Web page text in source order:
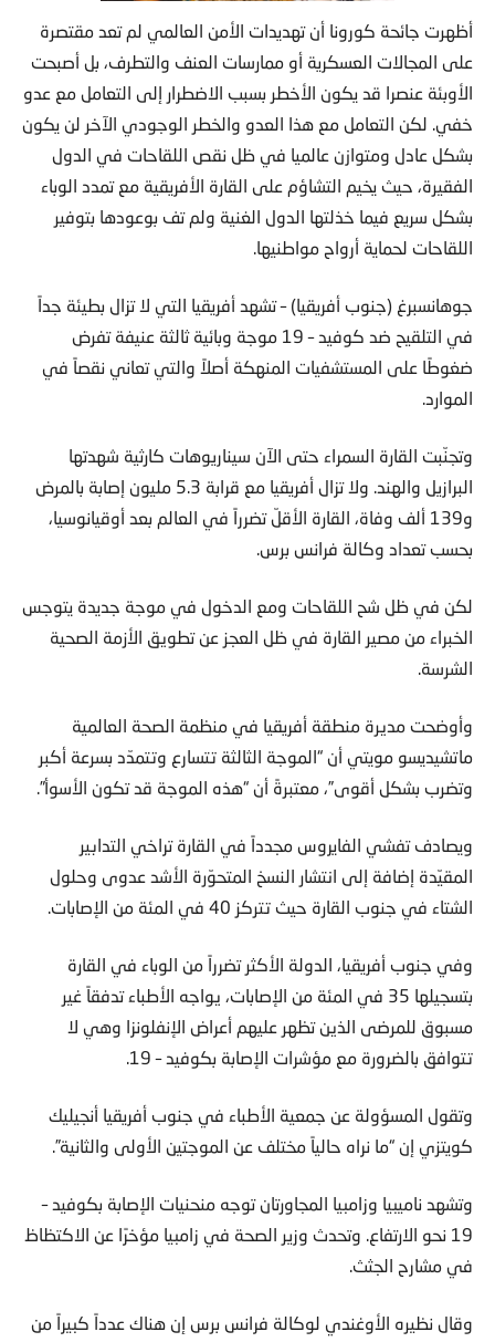
أظهرت جائحة كورونا أن تهديدات الأمن العالمي لم تعد مقتصرة
على المجالات العسكرية أو ممارسات العنف والتطرف، بل أصبحت
الأوبئة عنصرا قد يكون الأخطر بسبب الاضطرار إلى التعامل مع عدو
خفي. لكن التعامل مع هذا العدو والخطر الوجودي الآخر لن يكون
بشكل عادل ومتوازن عالميا في ظل نقص اللقاحات في الدول
الفقيرة، حيث يخيم التشاؤم على القارة الأفريقية مع تمدد الوباء
بشكل سريع فيما خذلتها الدول الغنية ولم تف بوعودها بتوفير
اللقاحات لحماية أرواح مواطنيها.
جوهانسبرغ (جنوب أفريقيا) – تشهد أفريقيا التي لا تزال بطيئة جداً
في التلقيح ضد كوفيد – 19 موجة وبائية ثالثة عنيفة تفرض
ضغوطًا على المستشفيات المنهكة أصلاً والتي تعاني نقصاً في
الموارد.
وتجنّبت القارة السمراء حتى الآن سيناريوهات كارثية شهدتها
البرازيل والهند. ولا تزال أفريقيا مع قرابة 5.3 مليون إصابة بالمرض
و139 ألف وفاة، القارة الأقلّ تضرراً في العالم بعد أوقيانوسيا،
بحسب تعداد وكالة فرانس برس.
لكن في ظل شح اللقاحات ومع الدخول في موجة جديدة يتوجس
الخبراء من مصير القارة في ظل العجز عن تطويق الأزمة الصحية
الشرسة.
وأوضحت مديرة منطقة أفريقيا في منظمة الصحة العالمية
ماتشيديسو مويتي أن “الموجة الثالثة تتسارع وتتمدّد بسرعة أكبر
وتضرب بشكل أقوى”، معتبرةً أن “هذه الموجة قد تكون الأسوأ”.
ويصادف تفشي الفايروس مجدداً في القارة تراخي التدابير
المقيّدة إضافة إلى انتشار النسخ المتحوّرة الأشد عدوى وحلول
الشتاء في جنوب القارة حيث تتركز 40 في المئة من الإصابات.
وفي جنوب أفريقيا، الدولة الأكثر تضرراً من الوباء في القارة
بتسجيلها 35 في المئة من الإصابات، يواجه الأطباء تدفقاً غير
مسبوق للمرضى الذين تظهر عليهم أعراض الإنفلونزا وهي لا
تتوافق بالضرورة مع مؤشرات الإصابة بكوفيد – 19.
وتقول المسؤولة عن جمعية الأطباء في جنوب أفريقيا أنجيليك
كويتزي إن “ما نراه حالياً مختلف عن الموجتين الأولى والثانية”.
وتشهد ناميبيا وزامبيا المجاورتان توجه منحنيات الإصابة بكوفيد –
19 نحو الارتفاع. وتحدث وزير الصحة في زامبيا مؤخرًا عن الاكتظاظ
في مشارح الجثث.
وقال نظيره الأوغندي لوكالة فرانس برس إن هناك عدداً كبيراً من